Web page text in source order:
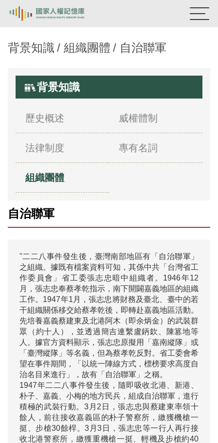
新生訓導處
蛋殼畫
關於我們
意見信箱
背景知識 組織團體 自治聯軍
背景知識
歷史概述 威權體制
法律制度 專有名詞
組織團體
自治聯軍
"二二八事件發生後，臺灣南部地區有「自治聯軍」
之組織。據既有檔案資料可知，其係中共「台灣省工
作委員會」省工委張志忠暗中組織者。1946年12
月，張志忠奉蔡孝乾指示，南下開闢嘉義地區的組織
工作。1947年1月，張志忠將財務及臺北、臺中的若
干組織關係移交給蔡孝乾後，即轉赴嘉義地區活動。
先培養嘉義蔡建東及北港阿木（即余炳金）的武裝群
眾（約十人），並透過簡吉連繫盧鈵欽、陳篡地等
人。據官方資料顯示，張志忠原擬用「嘉南縱隊」或
「臺灣縱隊」等名義，但為蔡孝乾反對。省工委會希
望在事件期間，「以統一陣線方式，標榜要求高度自
治名目來進行」，故有「自治聯軍」之稱。
1947年二二八事件發生後，隨即吸收北港、新港、
朴子、嘉義、小梅的地方民兵，組成自治聯軍，進行
積極的武裝行動。3月2日，張志忠與蔡建東率領十
餘人，前往接收嘉義區的朴子警察所，繳獲機槍一
挺、步槍30餘桿。3月3日，張志忠等一行人再行接
收北港警察所，繳獲重機槍一挺、輕機及步槍約40